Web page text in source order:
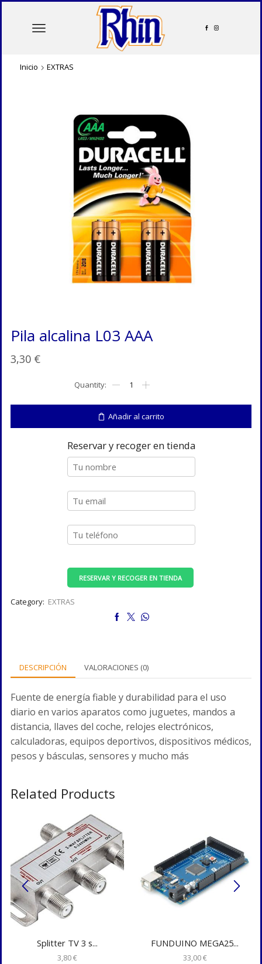
Inicio EXTRAS
Pila alcalina L03 AAA
3,30 €
alcalina
cantidad
Añadir al carrito
Reservar y recoger en tienda
RESERVAR Y RECOGER EN TIENDA
Category: EXTRAS
DESCRIPCIÓN VALORACIONES (0)
Fuente de energía fiable y durabilidad para el uso
diario en varios aparatos como juguetes, mandos a
distancia, llaves del coche, relojes electrónicos,
calculadoras, equipos deportivos, dispositivos médicos,
pesos y básculas, sensores y mucho más
Related Products
Splitter TV 3 s...
3,80€
FUNDUINO MEGA25...
33,00€